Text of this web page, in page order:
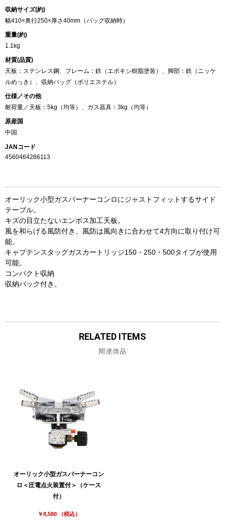
収納サイズ(約)
幅410×奥行250×厚さ40mm（バッグ収納時）
重量(約)
1.1kg
材質(品質)
天板：ステンレス鋼、フレーム：鉄（エポキシ樹脂塗装）、脚部：鉄（ニッケ
ルめっき）、収納バッグ（ポリエステル）
仕様／その他
耐荷重／天板：5kg（均等）、ガス器具：3kg（均等）
原産国
中国
JANコード
4560464286113
オーリック小型ガスバーナーコンロにジャストフィットするサイド
テーブル。
キズの目立たないエンボス加工天板。
風を和らげる風防付き、風防は風向きに合わせて4方向に取り付け可
能。
キャプテンスタッグガスカートリッジ150・250・500タイプが使用
可能。
コンパクト収納
収納バック付き。
RELATED ITEMS
関連商品
オーリック小型ガスバーナーコン
ロ＜圧電点火装置付＞（ケース
付）
￥8,580 （税込）